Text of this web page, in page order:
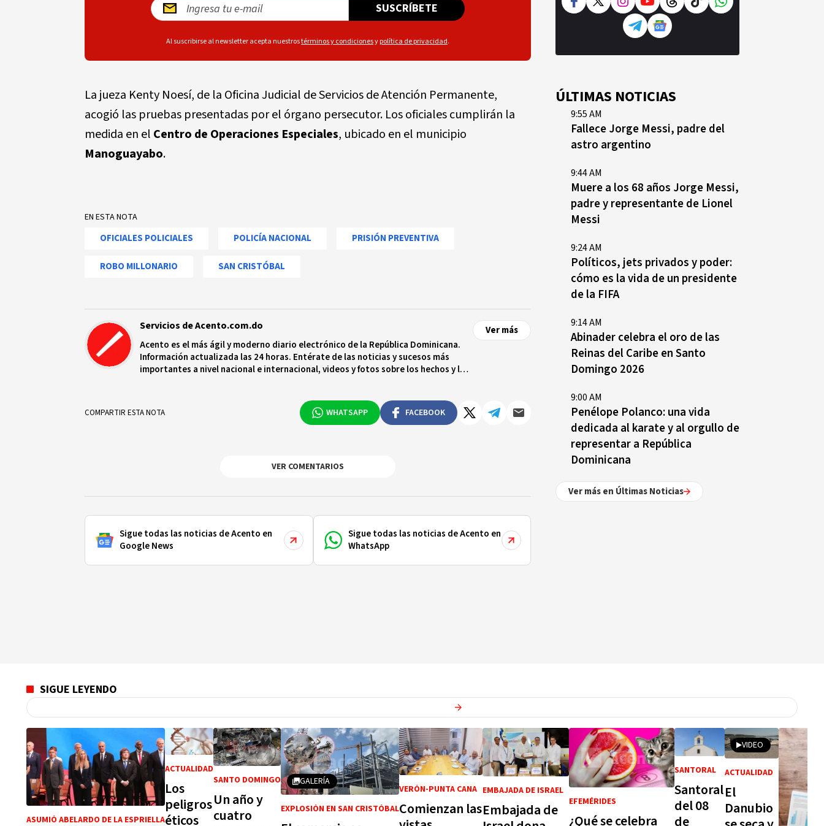
SUSCRÍBETE
Al suscribirse al newsletter acepta nuestrostérminos y condicionesypolítica de privacidad.
La jueza Kenty Noesí, de la Oficina Judicial de Servicios de Atención Permanente,
acogió las pruebas presentadas por el órgano persecutor. Los oficiales cumplirán la
medida en el Centro de Operaciones Especiales, ubicado en el municipio
Manoguayabo.
EN ESTA NOTA
OFICIALES POLICIALES POLICÍA NACIONAL PRISIÓN PREVENTIVA
ROBO MILLONARIO SAN CRISTÓBAL
Servicios de Acento.com.do
Acento es el más ágil y moderno diario electrónico de la República Dominicana.
Información actualizada las 24 horas. Entérate de las noticias y sucesos más
importantes a nivel nacional e internacional, videos y fotos sobre los hechos y los
Ver más
COMPARTIR ESTA NOTA WHATSAPP FACEBOOK
VER COMENTARIOS
Sigue todas las noticias de Acento en
Google News
Sigue todas las noticias de Acento en
WhatsApp
ÚLTIMAS NOTICIAS
9:55 AM
Fallece Jorge Messi, padre del
astro argentino
9:44 AM
Muere a los 68 años Jorge Messi,
padre y representante de Lionel
Messi
9:24 AM
Políticos, jets privados y poder:
cómo es la vida de un presidente
de la FIFA
9:14 AM
Abinader celebra el oro de las
Reinas del Caribe en Santo
Domingo 2026
9:00 AM
Penélope Polanco: una vida
dedicada al karate y al orgullo de
representar a República
Dominicana
Ver más en Últimas Noticias
SIGUE LEYENDO
Actualidad
ASUMIÓ ABELARDO DE LA ESPRIELLA
ACTUALIDAD
Los
peligros
éticos
SANTO DOMINGO
Un año y
cuatro
GALERÍA
EXPLOSIÓN EN SAN CRISTÓBAL
VERÓN-PUNTA CANA
Comienzan las
EMBAJADA DE ISRAEL
Embajada de
EFEMÉRIDES
¿Qué se celebra
SANTORAL
Santoral
del 08
de
VIDEO
ACTUALIDAD
El
Danubio